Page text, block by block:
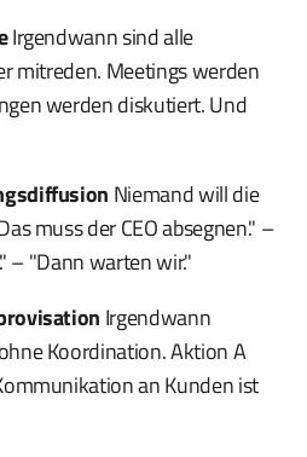
Irgendwann sind alle
mitreden. Meetings werden
werden diskutiert. Und
Niemand will die
muss der CEO absegnen." –
– "Dann warten wir."
Irgendwann
Koordination. Aktion A
an Kunden ist